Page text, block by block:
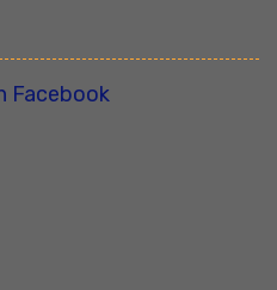
Facebook